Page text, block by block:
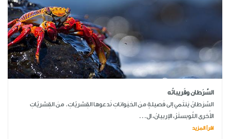
السَّرَطان وقَريباتُه
السَّرَطانُ يَنتَمي إلى فَصيلةٍ منَ الحَيَواناتِ نَدعوها القِشريّاتِ. منَ القِشريّاتِ
الأُخرى اللّوبستَرُ، الإربيانُ، ال...
اقرأ المزيد